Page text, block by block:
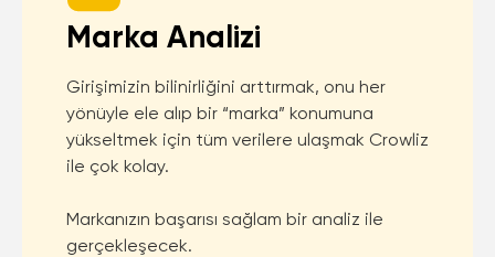
Marka Analizi
Girişimizin bilinirliğini arttırmak, onu her
yönüyle ele alıp bir “marka” konumuna
yükseltmek için tüm verilere ulaşmak Crowliz
ile çok kolay.
Markanızın başarısı sağlam bir analiz ile
gerçekleşecek.